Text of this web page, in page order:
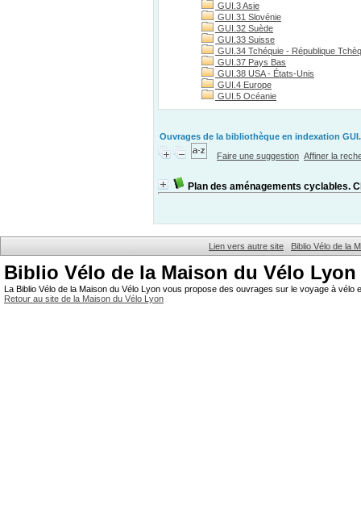
GUI.3 Asie
GUI.31 Slovénie
GUI.32 Suède
GUI.33 Suisse
GUI.34 Tchéquie - République
GUI.37 Pays Bas
GUI.38 USA - États-Unis
GUI.4 Europe
GUI.5 Océanie
Ouvrages de la bibliothèque en indexation
Faire une suggestion Affiner la
Plan des aménagements cyclables.
Lien vers autre site Biblio Vélo de la
Biblio Vélo de la Maison du Vélo Lyon
La Biblio Vélo de la Maison du Vélo Lyon vous propose des ouvrages sur le voyage à
Retour au site de la Maison du Vélo Lyon